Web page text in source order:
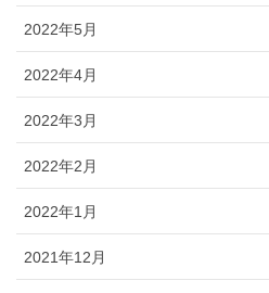
2022年5月
2022年4月
2022年3月
2022年2月
2022年1月
2021年12月